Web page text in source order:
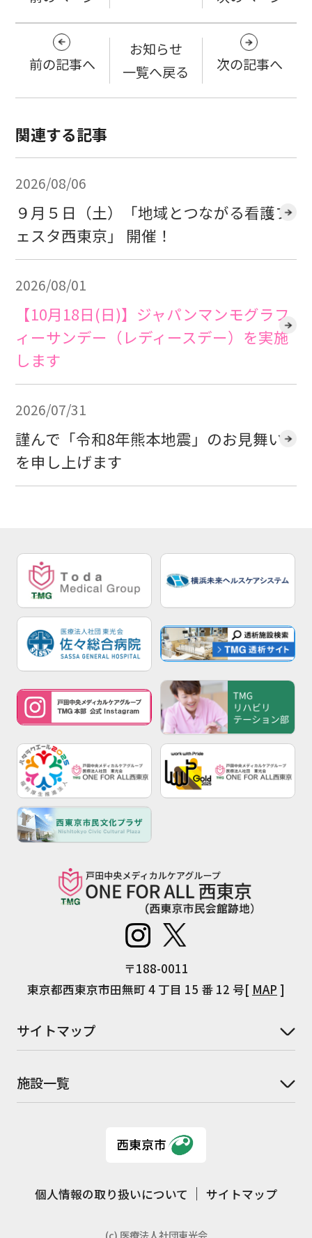
前の記事へ
お知らせ
一覧へ戻る
次の記事へ
関連する記事
2026/08/06
９月５日（土）「地域とつながる看護フ
ェスタ西東京」 開催！
2026/08/01
【10月18日(日)】ジャパンマンモグラフ
ィーサンデー（レディースデー）を実施
します
2026/07/31
謹んで「令和8年熊本地震」のお見舞い
を申し上げます
〒188-0011
東京都西東京市田無町 4 丁目 15 番 12 号[ MAP ]
サイトマップ
施設一覧
(c) 医療法人社団東光会
個人情報の取り扱いについて サイトマップ